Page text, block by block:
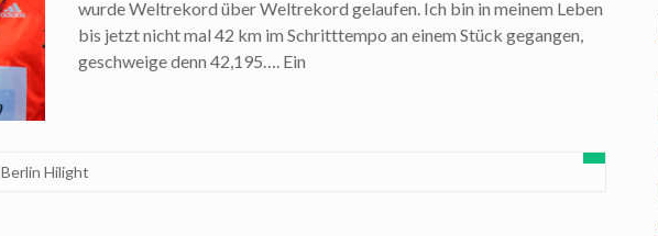
wurde Weltrekord über Weltrekord gelaufen. Ich bin in meinem Leben
bis jetzt nicht mal 42 km im Schritttempo an einem Stück gegangen,
geschweige denn 42,195…. Ein
Berlin Hilight